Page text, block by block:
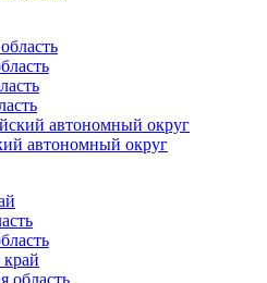
автономный округ
автономный округ
область